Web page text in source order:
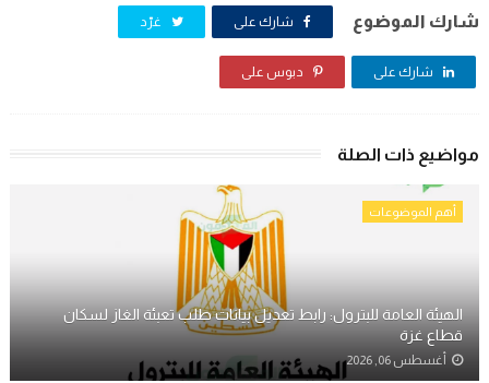
شارك الموضوع شارك على غرّد
شارك على دبوس على
مواضيع ذات الصلة
أهم الموضوعات
الهيئة العامة للبترول: رابط تعديل بيانات طلب تعبئة الغاز لسكان
قطاع غزة
أغسطس 06, 2026